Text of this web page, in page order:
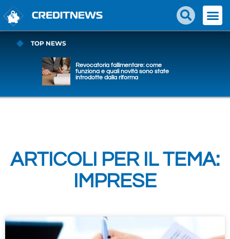
TOP NEWS
Revocatoria fallimentare: come
funziona e quali novità sono state
introdotte dalla riforma
ARTICOLI PER IL TEMA:
IMPRESE